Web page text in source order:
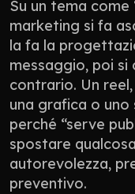
Su un tema come
marketing si fa
la fa la
messaggio, poi
contrario. Un
una grafica o
perché “serve
spostare
autorevolezza,
preventivo.